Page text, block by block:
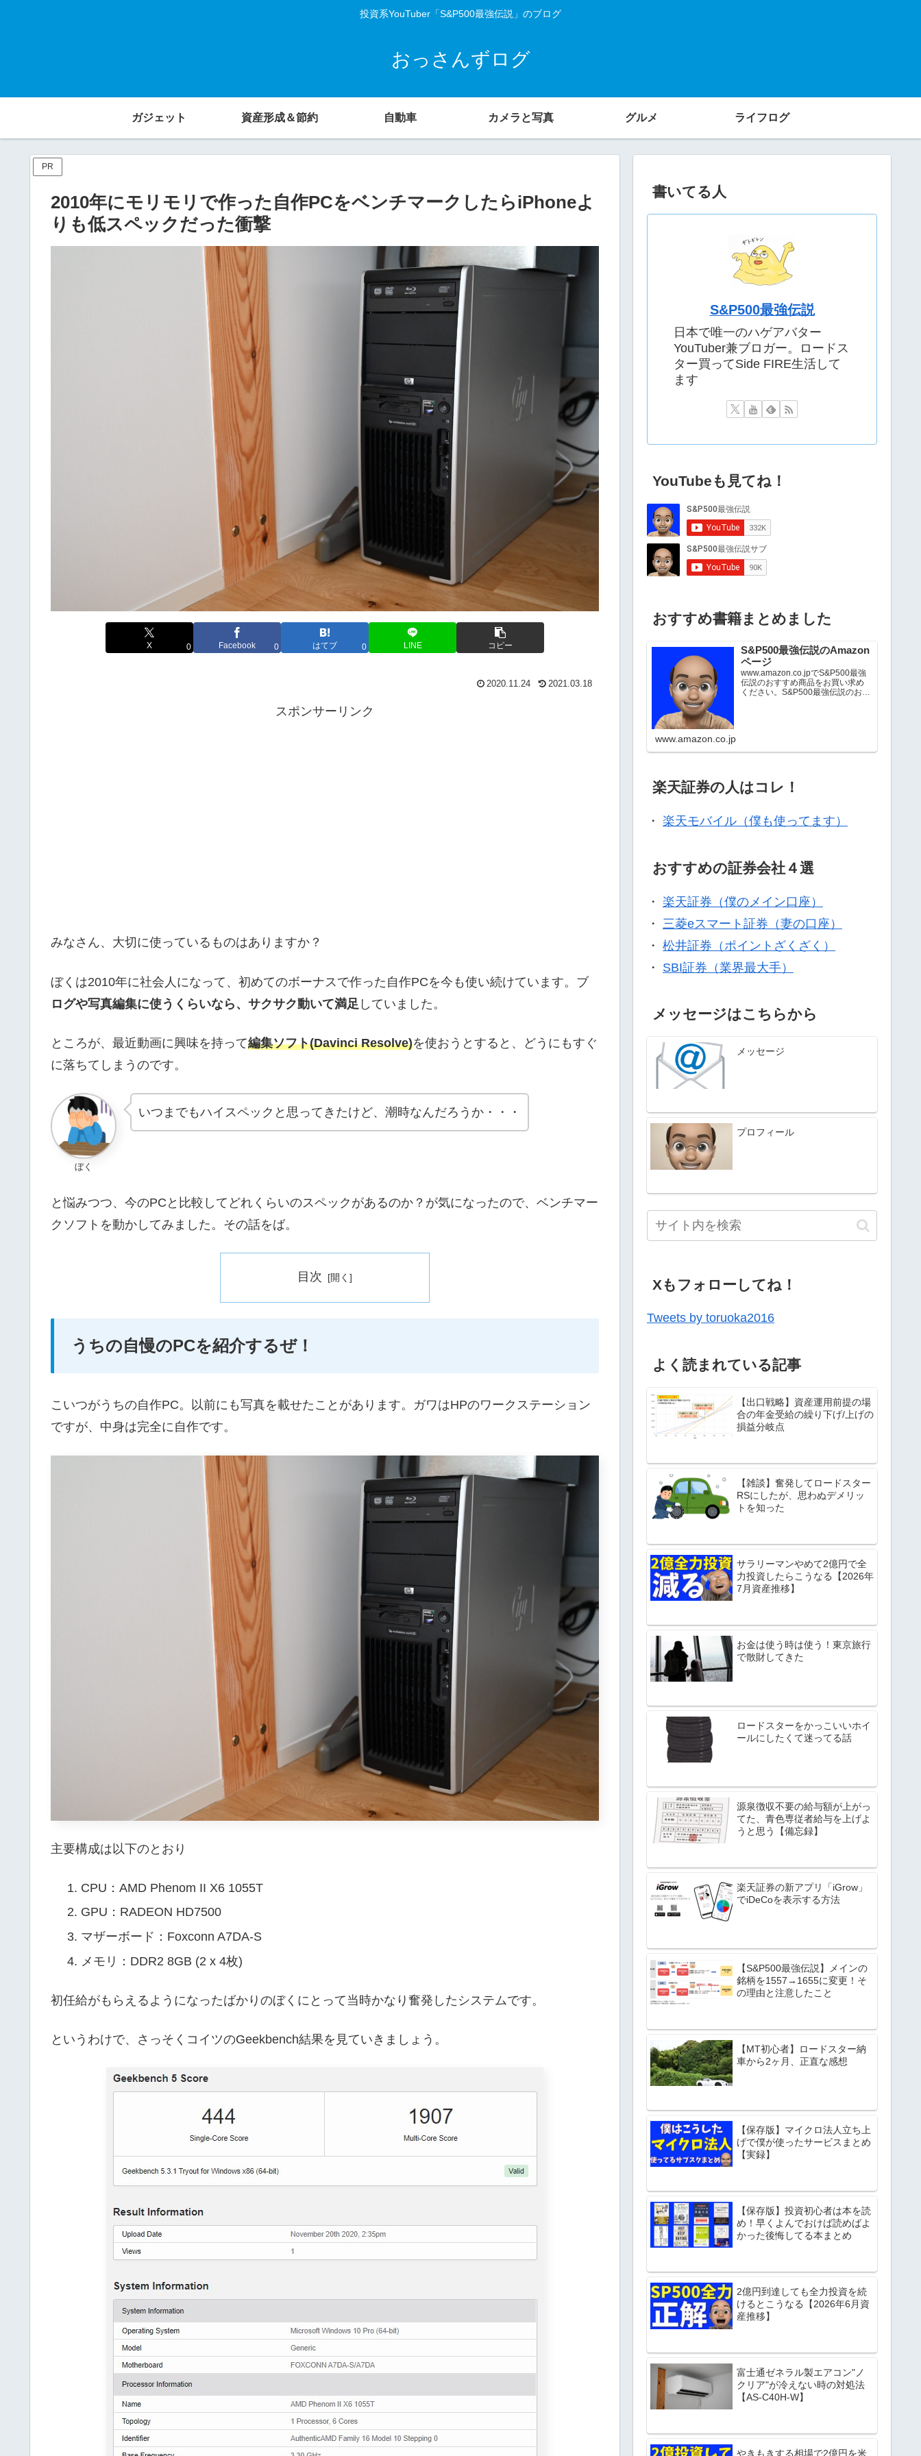
投資系YouTuber「S&P500最強伝説」のブログ
おっさんずログ
ガジェット 資産形成＆節約 自動車 カメラと写真 グルメ ライフログ
PR
2010年にモリモリで作った自作PCをベンチマークしたらiPhoneよ
りも低スペックだった衝撃
X 0 Facebook 0 はてブ 0 LINE コピー
2020.11.24 2021.03.18
スポンサーリンク
みなさん、大切に使っているものはありますか？
ぼくは2010年に社会人になって、初めてのボーナスで作った自作PCを今も使い続けています。ブ
ログや写真編集に使うくらいなら、サクサク動いて満足 していました。
ところが、最近動画に興味を持って編集ソフト(Davinci Resolve)を使おうとすると、どうにもすぐ
に落ちてしまうのです。
ぼく
いつまでもハイスペックと思ってきたけど、潮時なんだろうか・・・
と悩みつつ、今のPCと比較してどれくらいのスペックがあるのか？が気になったので、ベンチマー
クソフトを動かしてみました。その話をば。
目次
うちの自慢のPCを紹介するぜ！
こいつがうちの自作PC。以前にも写真を載せたことがあります。ガワはHPのワークステーション
ですが、中身は完全に自作です。
主要構成は以下のとおり
CPU：AMD Phenom II X6 1055T
GPU：RADEON HD7500
マザーボード：Foxconn A7DA-S
メモリ：DDR2 8GB (2 x 4枚)
初任給がもらえるようになったばかりのぼくにとって当時かなり奮発したシステムです。
というわけで、さっそくコイツのGeekbench結果を見ていきましょう。
書いてる人
S&P500最強伝説
日本で唯一のハゲアバター
YouTuber兼ブロガー。ロードス
ター買ってSide FIRE生活して
ます
YouTubeも見てね！
おすすめ書籍まとめました
S&P500最強伝説のAmazon
ページ
www.amazon.co.jpでS&P500最強
伝説のおすすめ商品をお買い求め
ください。S&P500最強伝説のお気
www.amazon.co.jp
楽天証券の人はコレ！
・ 楽天モバイル（僕も使ってます）
おすすめの証券会社４選
・ 楽天証券（僕のメイン口座）
・ 三菱eスマート証券（妻の口座）
・ 松井証券（ポイントざくざく）
・ SBI証券（業界最大手）
メッセージはこちらから
メッセージ
プロフィール
Xもフォローしてね！
Tweets by toruoka2016
よく読まれている記事
【出口戦略】資産運用前提の場
合の年金受給の繰り下げ/上げの
損益分岐点
【雑談】奮発してロードスター
RSにしたが、思わぬデメリッ
トを知った
サラリーマンやめて2億円で全
力投資したらこうなる【2026年
7月資産推移】
お金は使う時は使う！東京旅行
で散財してきた
ロードスターをかっこいいホイ
ールにしたくて迷ってる話
源泉徴収不要の給与額が上がっ
てた、青色専従者給与を上げよ
うと思う【備忘録】
楽天証券の新アプリ「iGrow」
でiDeCoを表示する方法
【S&P500最強伝説】メインの
銘柄を1557→1655に変更！そ
の理由と注意したこと
【MT初心者】ロードスター納
車から2ヶ月、正直な感想
【保存版】マイクロ法人立ち上
げで僕が使ったサービスまとめ
【実録】
【保存版】投資初心者は本を読
め！早くよんでおけば読めばよ
かった後悔してる本まとめ
2億円到達しても全力投資を続
けるとこうなる【2026年6月資
産推移】
富士通ゼネラル製エアコン"ノ
クリア"が冷えない時の対処法
【AS-C40H-W】
やきもきする相場で2億円を米